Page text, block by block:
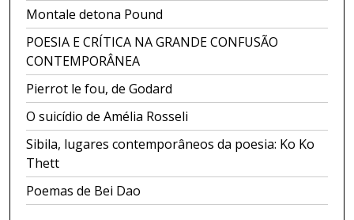
Montale detona Pound
POESIA E CRÍTICA NA GRANDE CONFUSÃO
CONTEMPORÂNEA
Pierrot le fou, de Godard
O suicídio de Amélia Rosseli
Sibila, lugares contemporâneos da poesia: Ko Ko
Thett
Poemas de Bei Dao